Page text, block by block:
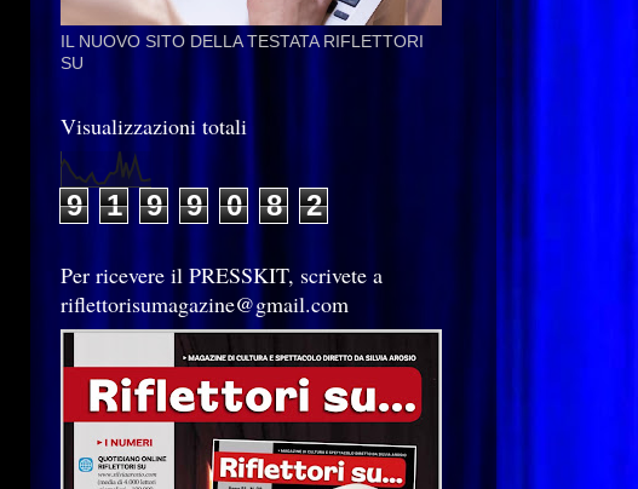
IL NUOVO SITO DELLA TESTATA RIFLETTORI
SU
Visualizzazioni totali
9 1 9 9 0 8 2
Per ricevere il PRESSKIT, scrivete a
riflettorisumagazine@gmail.com